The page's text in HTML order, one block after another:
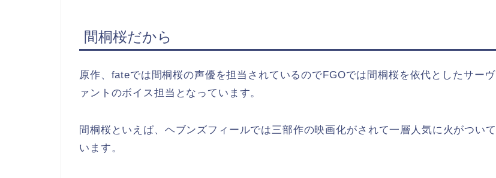
間桐桜だから
原作、fateでは間桐桜の声優を担当されているのでFGOでは間桐桜を依代としたサーヴ
ァントのボイス担当となっています。
間桐桜といえば、ヘブンズフィールでは三部作の映画化がされて一層人気に火がついて
います。